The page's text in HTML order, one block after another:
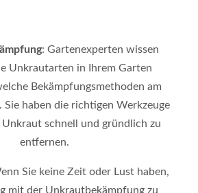
: Gartenexperten wissen
Unkrautarten in Ihrem Garten
Bekämpfungsmethoden am
haben die richtigen Werkzeuge
schnell und gründlich zu
entfernen.
Sie keine Zeit oder Lust haben,
mit der Unkrautbekämpfung zu